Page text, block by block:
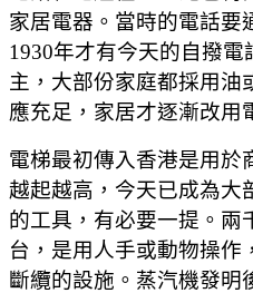
家居電器。當時的電話要
1930年才有今天的自撥
主，大部份家庭都採用油
應充足，家居才逐漸改用
電梯最初傳入香港是用於
越起越高，今天已成為大
的工具，有必要一提。兩
台，是用人手或動物操作
斷纜的設施。蒸汽機發明